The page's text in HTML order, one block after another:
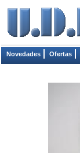
Novedades Ofertas